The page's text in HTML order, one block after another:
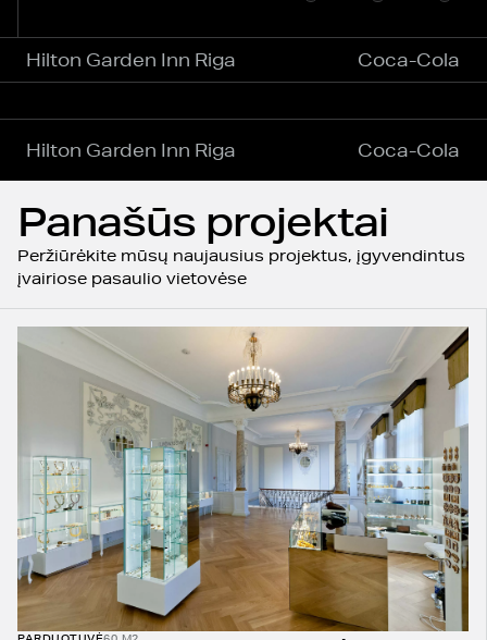
Hilton Garden Inn Riga Coca-Cola
Hilton Garden Inn Riga Coca-Cola
Panašūs projektai
Peržiūrėkite mūsų naujausius projektus, įgyvendintus
įvairiose pasaulio vietovėse